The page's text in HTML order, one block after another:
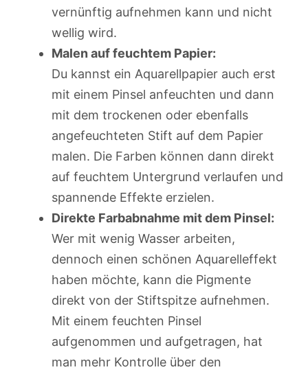
vernünftig aufnehmen kann und nicht
wellig wird.
Malen auf feuchtem Papier:
Du kannst ein Aquarellpapier auch erst
mit einem Pinsel anfeuchten und dann
mit dem trockenen oder ebenfalls
angefeuchteten Stift auf dem Papier
malen. Die Farben können dann direkt
auf feuchtem Untergrund verlaufen und
spannende Effekte erzielen.
Direkte Farbabnahme mit dem Pinsel:
Wer mit wenig Wasser arbeiten,
dennoch einen schönen Aquarelleffekt
haben möchte, kann die Pigmente
direkt von der Stiftspitze aufnehmen.
Mit einem feuchten Pinsel
aufgenommen und aufgetragen, hat
man mehr Kontrolle über den